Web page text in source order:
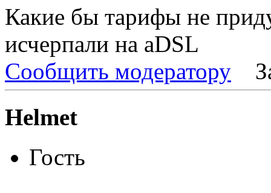
Какие бы тарифы не
исчерпали на aDSL
Сообщить модератору
Helmet
Гость